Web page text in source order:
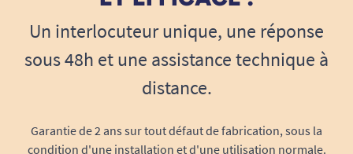
inférieure protège contre toute infiltration
d’urine ou de liquide vers le matelas.
Utilisation multiple : idéale la nuit, mais
opération ou en post-partum, en pédiatrie,
en Ehpad, ou tout simplement comme
A. Anonymous
09/05/2024
A. Anonymous
Un interlocuteur unique, une réponse
sous 48h et une assistance technique à
distance.
Garantie de 2 ans sur tout défaut de fabrication, sous la
condition d'une installation et d'une utilisation normale.